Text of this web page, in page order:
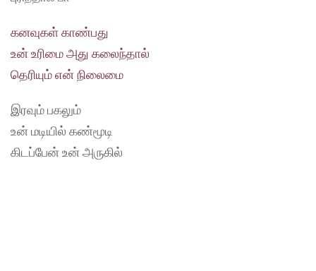
கனவுகள் காண்பது
உன் உரிமை அது கலைந்தால்
தெரியும் என் நிலைமை
இரவும் பகலும்
உன் மடியில் கண்மூடி
கிடப்பேன் உன் அருகில்